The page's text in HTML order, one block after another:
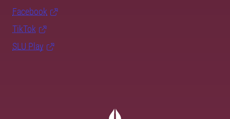
Facebook
TikTok
SLU Play